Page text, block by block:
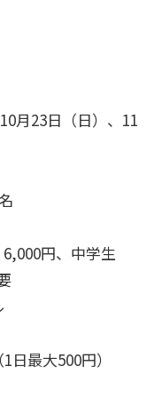
月23日（日）、11
円、中学生
最大500円）